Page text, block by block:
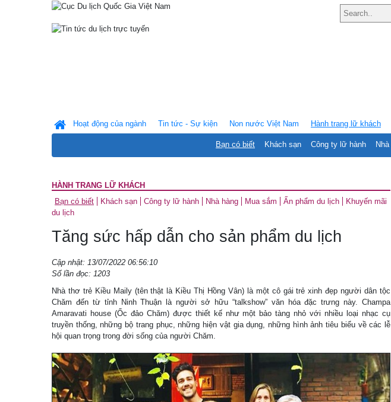
Hoạt động của ngành Tin tức - Sự kiện Non nước Việt Nam Hành trang lữ khách
Bạn có biết Khách sạn Công ty lữ hành
HÀNH TRANG LỮ KHÁCH
Bạn có biết
Khách sạn Công ty lữ hành Nhà hàng Mua sắm Ấn phẩm du lịch
Khuyến mãi
du lịch
Tăng sức hấp dẫn cho sản phẩm du lịch
Cập nhật: 13/07/2022 06:56:10
Số lần đọc: 1203
Nhà thơ trẻ Kiều Maily (tên thật là Kiều Thị Hồng Vân) là một cô gái trẻ xinh đẹp người dân tộc
Chăm đến từ tỉnh Ninh Thuận là người sở hữu “talkshow” văn hóa đặc trưng này. Champa
Amaravati house (Ốc đảo Chăm) được thiết kế như một bảo tàng nhỏ với nhiều loại nhạc cụ
truyền thống, những bộ trang phục, những hiện vật gia dụng, những hình ảnh tiêu biểu về các lễ
hội quan trọng trong đời sống của người Chăm.